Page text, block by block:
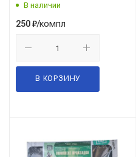
В наличии
250₽/компл
В КОРЗИНУ